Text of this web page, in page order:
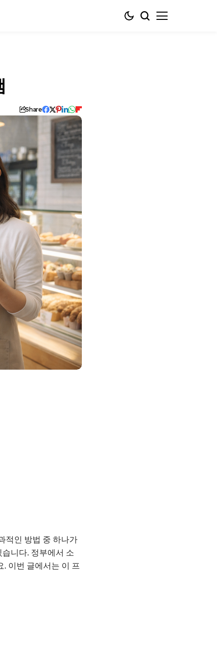
Share
적인 방법 중 하나가
니다. 정부에서 소
이번 글에서는 이 프